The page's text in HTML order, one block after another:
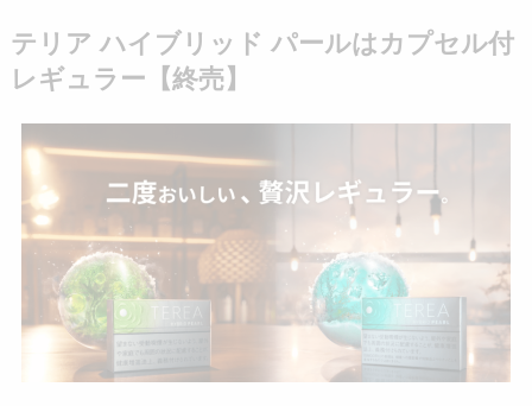
テリア ハイブリッド パールはカプセル付
レギュラー【終売】